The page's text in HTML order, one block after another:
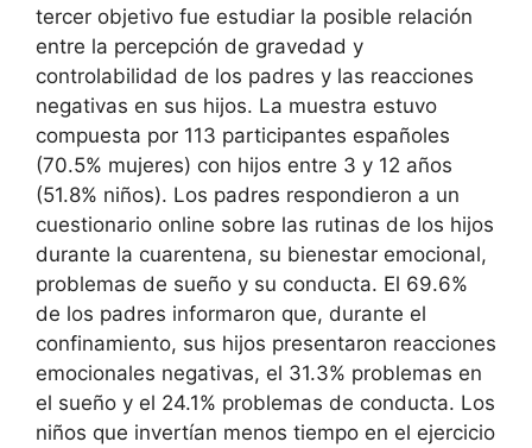
tercer objetivo fue estudiar la posible relación
entre la percepción de gravedad y
controlabilidad de los padres y las reacciones
negativas en sus hijos. La muestra estuvo
compuesta por 113 participantes españoles
(70.5% mujeres) con hijos entre 3 y 12 años
(51.8% niños). Los padres respondieron a un
cuestionario online sobre las rutinas de los hijos
durante la cuarentena, su bienestar emocional,
problemas de sueño y su conducta. El 69.6%
de los padres informaron que, durante el
confinamiento, sus hijos presentaron reacciones
emocionales negativas, el 31.3% problemas en
el sueño y el 24.1% problemas de conducta. Los
niños que invertían menos tiempo en el ejercicio